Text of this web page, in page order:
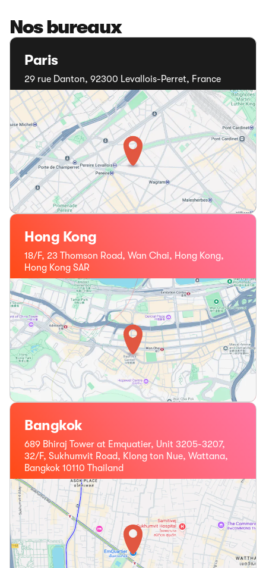
Nos bureaux
Paris
29 rue Danton, 92300 Levallois-Perret, France
Hong Kong
18/F, 23 Thomson Road, Wan Chai, Hong Kong,
Hong Kong SAR
Bangkok
689 Bhiraj Tower at Emquatier, Unit 3205-3207,
32/F, Sukhumvit Road, Klong ton Nue, Wattana,
Bangkok 10110 Thailand